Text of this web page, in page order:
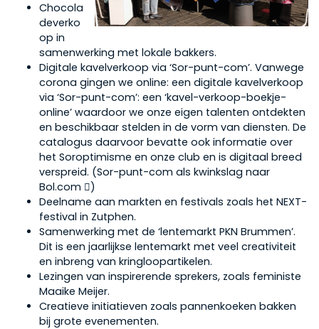
Chocola
deverko
op in
samenwerking met lokale bakkers.
Digitale kavelverkoop via ‘Sor-punt-com’. Vanwege
corona gingen we online: een digitale kavelverkoop
via ‘Sor-punt-com’: een ‘kavel-verkoop-boekje-
online’ waardoor we onze eigen talenten ontdekten
en beschikbaar stelden in de vorm van diensten. De
catalogus daarvoor bevatte ook informatie over
het Soroptimisme en onze club en is digitaal breed
verspreid. (Sor-punt-com als kwinkslag naar
Bol.com )
Deelname aan markten en festivals zoals het NEXT-
festival in Zutphen.
Samenwerking met de ‘lentemarkt PKN Brummen’.
Dit is een jaarlijkse lentemarkt met veel creativiteit
en inbreng van kringloopartikelen.
Lezingen van inspirerende sprekers, zoals feministe
Maaike Meijer.
Creatieve initiatieven zoals pannenkoeken bakken
bij grote evenementen.